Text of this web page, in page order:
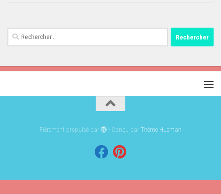
Rechercher :
Fièrement propulsé par - Conçu parThème Hueman